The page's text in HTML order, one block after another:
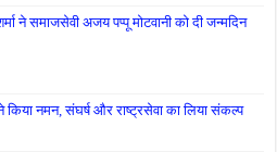
ने समाजसेवी अजय पप्पू मोटवानी को दी जन्मदिन
ने किया नमन, संघर्ष और राष्ट्रसेवा का लिया संकल्प